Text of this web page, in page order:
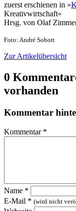
zuerst erschienen in »
Kreativwirtschaft«
Hrsg. von Olaf
Foto: André Sobott
Zur Artikelübersicht
0
vorhanden
Kommentar
Kommentar *
Name *
E-Mail * (wird nicht